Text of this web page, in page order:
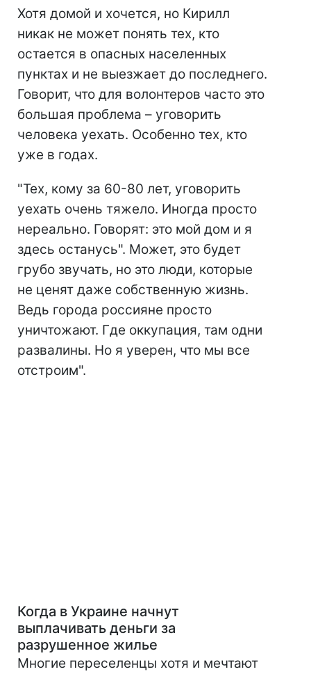
Хотя домой и хочется, но Кирилл
никак не может понять тех, кто
остается в опасных населенных
пунктах и не выезжает до последнего.
Говорит, что для волонтеров часто это
большая проблема – уговорить
человека уехать. Особенно тех, кто
уже в годах.
"Тех, кому за 60-80 лет, уговорить
уехать очень тяжело. Иногда просто
нереально. Говорят: это мой дом и я
здесь останусь". Может, это будет
грубо звучать, но это люди, которые
не ценят даже собственную жизнь.
Ведь города россияне просто
уничтожают. Где оккупация, там одни
развалины. Но я уверен, что мы все
отстроим".
Когда в Украине начнут
выплачивать деньги за
разрушенное жилье
Многие переселенцы хотя и мечтают